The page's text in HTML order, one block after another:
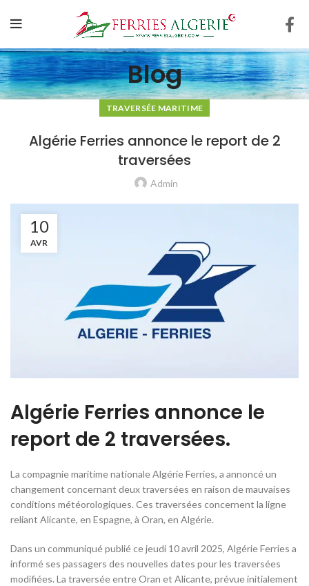
Blog
TRAVERSÉE MARITIME
Algérie Ferries annonce le report de 2
traversées
Admin
10
AVR
Algérie Ferries annonce le
report de 2 traversées.
La compagnie maritime nationale Algérie Ferries, a annoncé un
changement concernant deux traversées en raison de mauvaises
conditions météorologiques. Ces traversées concernent la ligne
reliant Alicante, en Espagne, à Oran, en Algérie.
Dans un communiqué publié ce jeudi 10 avril 2025, Algérie Ferries a
informé ses passagers des nouvelles dates pour les traversées
modifiées. La traversée entre Oran et Alicante, prévue initialement